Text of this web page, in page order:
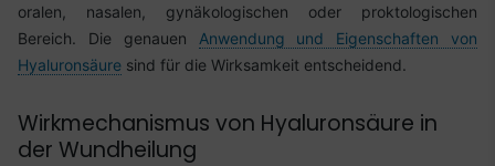
oralen, nasalen, gynäkologischen oder proktologischen
Bereich. Die genauen Anwendung und Eigenschaften von
Hyaluronsäure sind für die Wirksamkeit entscheidend.
Wirkmechanismus von Hyaluronsäure in
der Wundheilung